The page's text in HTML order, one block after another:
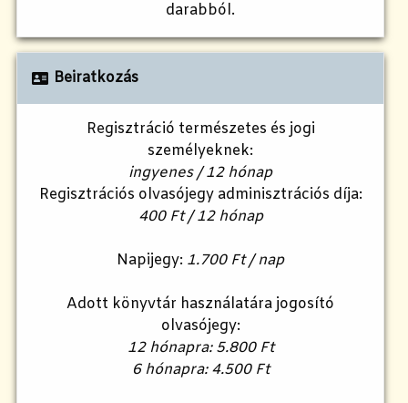
darabból.
Beiratkozás
Regisztráció természetes és jogi
személyeknek:
ingyenes / 12 hónap
Regisztrációs olvasójegy adminisztrációs díja:
400 Ft / 12 hónap
Napijegy: 1.700 Ft / nap
Adott könyvtár használatára jogosító
olvasójegy:
12 hónapra: 5.800 Ft
6 hónapra: 4.500 Ft